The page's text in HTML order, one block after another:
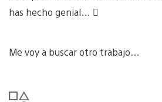
has hecho genial… 
Me voy a buscar otro trabajo…